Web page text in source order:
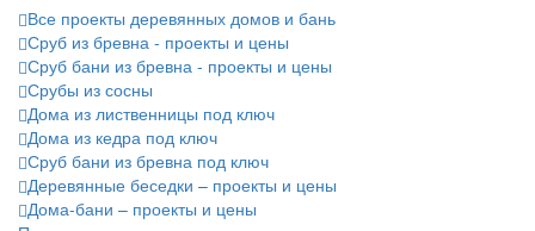
Все проекты деревянных домов и бань
Сруб из бревна - проекты и цены
Сруб бани из бревна - проекты и цены
Срубы из сосны
Дома из лиственницы под ключ
Дома из кедра под ключ
Сруб бани из бревна под ключ
Деревянные беседки – проекты и цены
Дома-бани – проекты и цены